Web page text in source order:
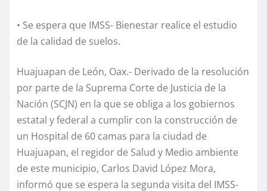
• Se espera que IMSS- Bienestar realice el estudio
de la calidad de suelos.
Huajuapan de León, Oax.- Derivado de la resolución
por parte de la Suprema Corte de Justicia de la
Nación (SCJN) en la que se obliga a los gobiernos
estatal y federal a cumplir con la construcción de
un Hospital de 60 camas para la ciudad de
Huajuapan, el regidor de Salud y Medio ambiente
de este municipio, Carlos David López Mora,
informó que se espera la segunda visita del IMSS-